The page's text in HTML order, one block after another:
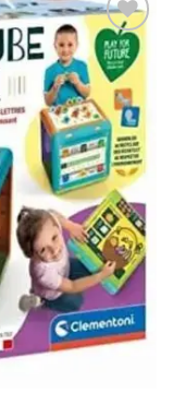
Ajouter
à la liste
de
souhaits